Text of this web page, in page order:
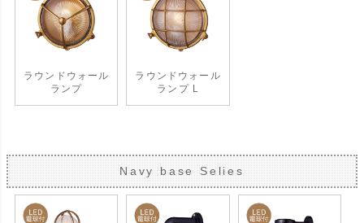
ラウンドウォール
ランプ
ラウンドウォール
ランプ L
Navy base Selies